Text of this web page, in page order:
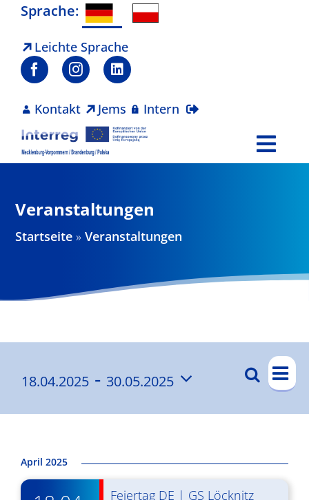
Zum
springen
Sprache:
Leichte Sprache
Kontakt Jems Intern
Projekte
Veranstaltungen
Startseite »Veranstaltungen
V
e
a
n
Suche
V
e
r
s
18.04.2025 - 30.05.2025
wählen.
April 2025
Feiertag DE | GS Löcknitz